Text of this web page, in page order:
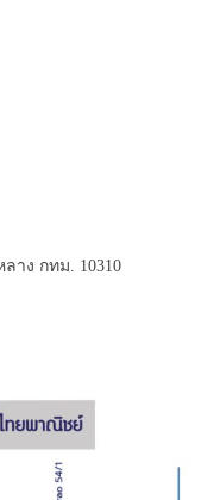
าง กทม. 10310